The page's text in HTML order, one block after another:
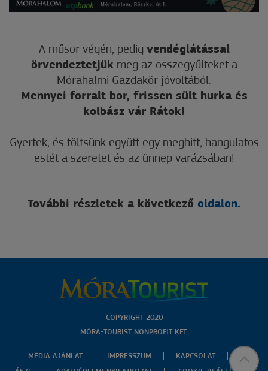
A műsor végén, pedig vendéglátással
örvendeztetjükmeg az összegyűlteket a
Mórahalmi Gazdakör jóvoltából.
Mennyei forralt bor, frissen sült hurka és
kolbász vár Rátok!
Gyertek, és töltsünk együtt egy meghitt, hangulatos
estét a szeretet és az ünnep varázsában!
További részletek a következő oldalon.
COPYRIGHT 2020
MÓRA-TOURIST NONPROFIT KFT.
MÉDIA AJÁNLAT IMPRESSZUM
KAPCSOLAT